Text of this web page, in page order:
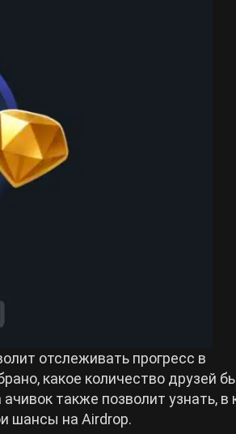
отслеживать прогресс в
какое количество друзей
также позволит узнать, в
шансы на Airdrop.